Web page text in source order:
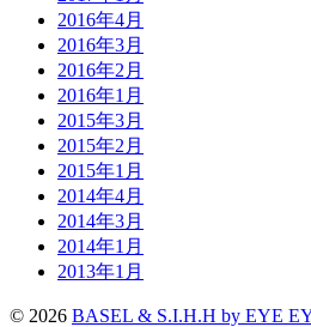
2016年4月
2016年3月
2016年2月
2016年1月
2015年3月
2015年2月
2015年1月
2014年4月
2014年3月
2014年1月
2013年1月
© 2026 BASEL & S.I.H.H by EYE